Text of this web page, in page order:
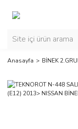
Anasayfa BİNEK